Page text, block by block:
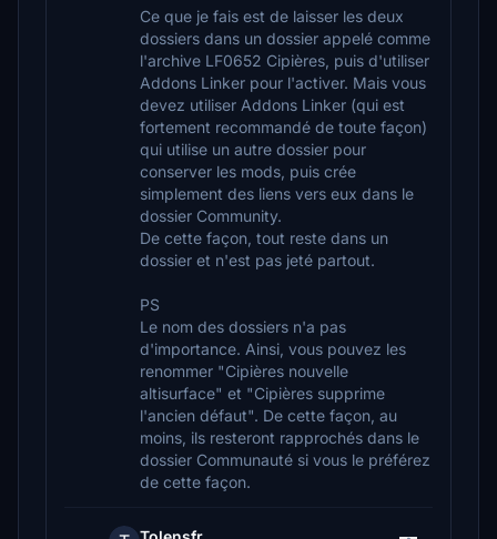
Ce que je fais est de laisser les deux
dossiers dans un dossier appelé comme
l'archive LF0652 Cipières, puis d'utiliser
Addons Linker pour l'activer. Mais vous
devez utiliser Addons Linker (qui est
fortement recommandé de toute façon)
qui utilise un autre dossier pour
conserver les mods, puis crée
simplement des liens vers eux dans le
dossier Community.
De cette façon, tout reste dans un
dossier et n'est pas jeté partout.
PS
Le nom des dossiers n'a pas
d'importance. Ainsi, vous pouvez les
renommer "Cipières nouvelle
altisurface" et "Cipières supprime
l'ancien défaut". De cette façon, au
moins, ils resteront rapprochés dans le
dossier Communauté si vous le préférez
de cette façon.